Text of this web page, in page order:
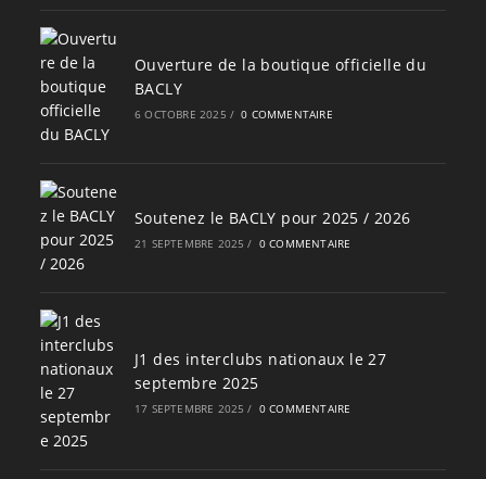
Ouverture de la boutique officielle du
BACLY
6 OCTOBRE 2025 / 0 COMMENTAIRE
Soutenez le BACLY pour 2025 / 2026
21 SEPTEMBRE 2025 / 0 COMMENTAIRE
J1 des interclubs nationaux le 27
septembre 2025
17 SEPTEMBRE 2025 / 0 COMMENTAIRE